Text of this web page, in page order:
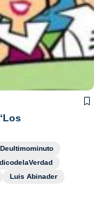
Deultimominuto
Luis Abinader